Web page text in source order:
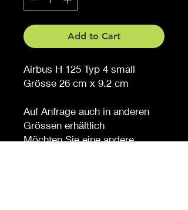
Add to Cart
Airbus H 125 Typ 4 small
Grösse 26 cm x 9.2 cm
Auf Anfrage auch in anderen
Grössen erhältlich
Möchten Sie eine andere